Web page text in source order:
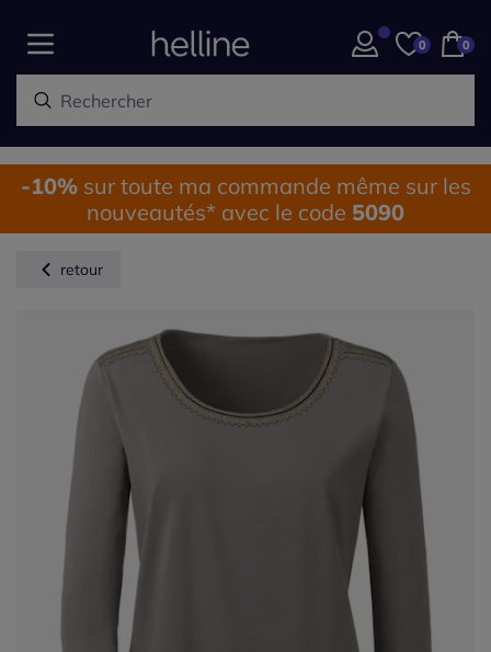
0 0
-10%sur toute ma commande même sur les
nouveautés* avec le code 5090
retour